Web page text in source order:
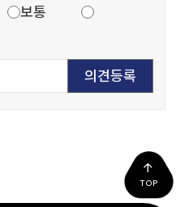
보통
TOP